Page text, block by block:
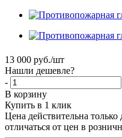
13 000 руб./шт
Нашли дешевле?
-
В корзину
Купить в 1 клик
Цена действительна
отличаться от цен в